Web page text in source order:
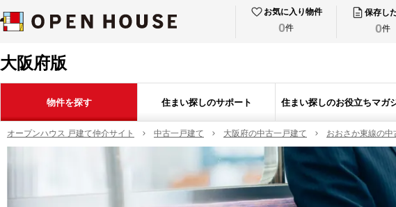
お気に入り物件
0件
保存し
0件
大阪府版
物件を探す 住まい探しのサポート 住まい探しのお役立ちマガ
オープンハウス 戸建て仲介サイト 中古一戸建て 大阪府の中古一戸建て おおさか東線の中